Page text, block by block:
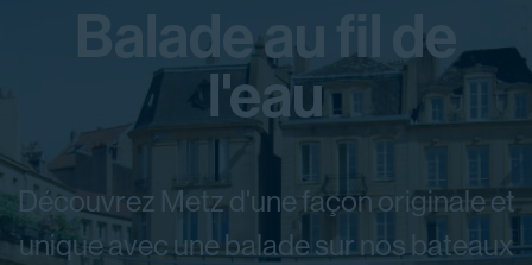
Balade au fil de
l'eau
Découvrez Metz d'une façon originale et
unique avec une balade sur nos bateaux